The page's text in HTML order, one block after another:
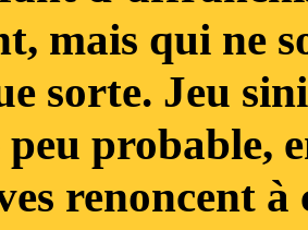
mais qui ne
sorte. Jeu
probable,
renoncent